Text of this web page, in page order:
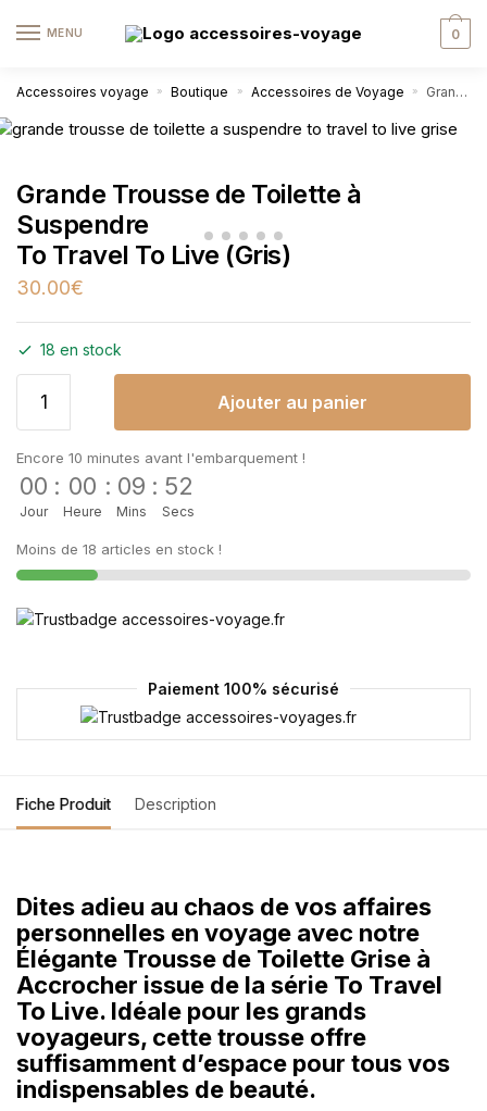
MENU 0
Accessoires voyage » Boutique » Accessoires de Voyage » Grande Trousse de Toilette à Suspendre To Travel To Live (Gris)
Grande Trousse de Toilette à
Suspendre
To Travel To Live (Gris)
30.00€
18 en stock
Ajouter au panier
Encore 10 minutes avant l'embarquement !
00
Jour
: 00
Heure
: 09
Mins
: 52
Secs
Moins de 18 articles en stock !
Paiement 100% sécurisé
Fiche Produit Description
Dites adieu au chaos de vos affaires
personnelles en voyage avec notre
Élégante Trousse de Toilette Grise à
Accrocher issue de la série To Travel
To Live. Idéale pour les grands
voyageurs, cette trousse offre
suffisamment d’espace pour tous vos
indispensables de beauté.